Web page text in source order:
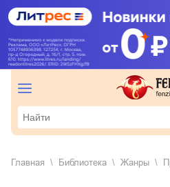
Главная Библиотека Жанры